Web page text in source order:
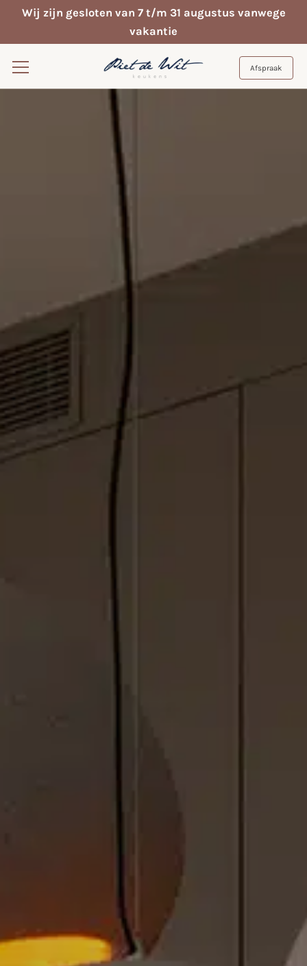
Wij zijn gesloten van 7 t/m 31 augustus vanwege
vakantie
Afspraak